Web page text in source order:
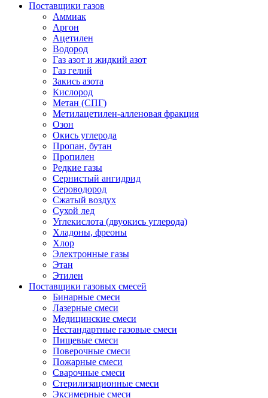
Поставщики газов
Аммиак
Аргон
Ацетилен
Водород
Газ азот и жидкий азот
Газ гелий
Закись азота
Кислород
Метан (СПГ)
Метилацетилен-алленовая фракция
Озон
Окись углерода
Пропан, бутан
Пропилен
Редкие газы
Сернистый ангидрид
Сероводород
Сжатый воздух
Сухой лед
Углекислота (двуокись углерода)
Хладоны, фреоны
Хлор
Электронные газы
Этан
Этилен
Поставщики газовых смесей
Бинарные смеси
Лазерные смеси
Медицинские смеси
Нестандартные газовые смеси
Пищевые смеси
Поверочные смеси
Пожарные смеси
Сварочные смеси
Стерилизационные смеси
Эксимерные смеси